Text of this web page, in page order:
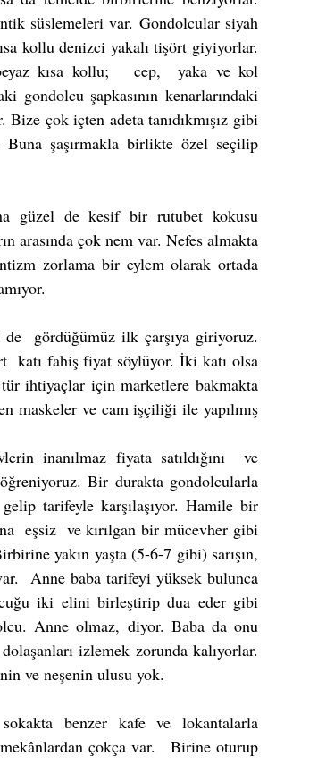
süslemeleri var. Gondolcular siyah
kollu denizci yakalı tişört giyiyorlar.
kısa kollu;   cep,  yaka ve kol
gondolcu şapkasının kenarlarındaki
Bize çok içten adeta tanıdıkmışız gibi
şaşırmakla birlikte özel seçilip
arasında çok nem var. Nefes almakta
zorlama bir eylem olarak ortada
gördüğümüz ilk çarşıya giriyoruz.
katı fahiş fiyat söylüyor. İki katı olsa
ihtiyaçlar için marketlere bakmakta
maskeler ve cam işçiliği ile yapılmış
Bir durakta gondolcularla
tarifeyle karşılaşıyor. Hamile bir
eşsiz  ve kırılgan bir mücevher gibi
yakın yaşta (5-6-7 gibi) sarışın,
Anne baba tarifeyi yüksek bulunca
iki elini birleştirip dua eder gibi
Anne olmaz, diyor. Baba da onu
izlemek zorunda kalıyorlar.
ve neşenin ulusu yok.
benzer kafe ve lokantalarla
çokça var.   Birine oturup